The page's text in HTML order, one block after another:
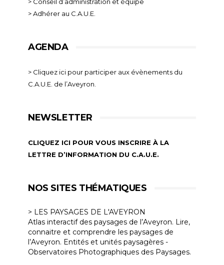
> Adhérer au C.A.U.E.
AGENDA
> Cliquez ici pour participer aux évènements du
C.A.U.E. de l’Aveyron.
NEWSLETTER
CLIQUEZ ICI POUR VOUS INSCRIRE À LA
LETTRE D’INFORMATION DU C.A.U.E.
NOS SITES THÉMATIQUES
> LES PAYSAGES DE L'AVEYRON
Atlas interactif des paysages de l’Aveyron. Lire,
connaitre et comprendre les paysages de
l’Aveyron. Entités et unités paysagères -
Observatoires Photographiques des Paysages.